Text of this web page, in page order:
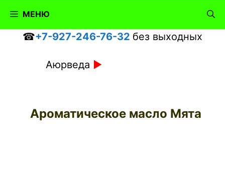
МЕНЮ
☎+7-927-246-76-32 без выходных
Аюрведа ►
Ароматическое масло Мята